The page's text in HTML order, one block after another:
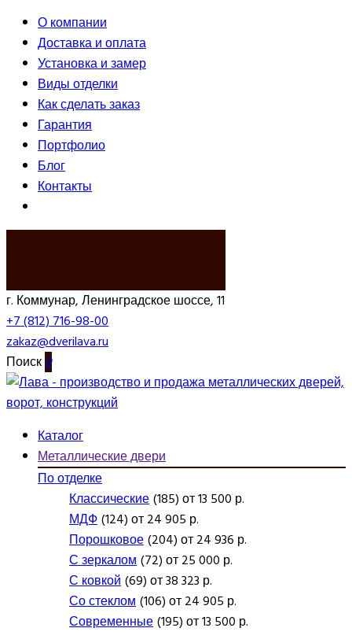
О компании
Доставка и оплата
Установка и замер
Виды отделки
Как сделать заказ
Гарантия
Портфолио
Блог
Контакты
г. Коммунар, Ленинградское шоссе, 11
+7 (812) 716-98-00
zakaz@dverilava.ru
Поиск0
Каталог
Металлические двери
По отделке
Классические(185) от 13 500 р.
МДФ(124) от 24 905 р.
Порошковое(204) от 24 936 р.
С зеркалом(72) от 25 000 р.
С ковкой(69) от 38 323 р.
Со стеклом(106) от 24 905 р.
Современные(195) от 13 500 р.